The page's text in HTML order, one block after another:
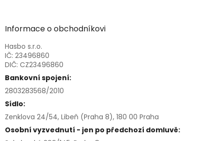
Informace o obchodníkovi
Hasbo s.r.o.
IČ: 23496860
DIČ: CZ23496860
Bankovní spojení:
2803283568/2010
Sídlo:
Zenklova 24/54, Libeň (Praha 8), 180 00 Praha
Osobní vyzvednutí - jen po předchozí domluvě: